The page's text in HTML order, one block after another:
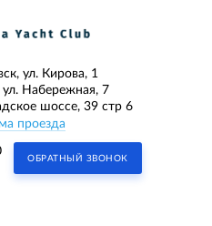
ул. Кирова, 1
ул. Набережная, 7
шоссе, 39 стр 6
проезда
ОБРАТНЫЙ ЗВОНОК